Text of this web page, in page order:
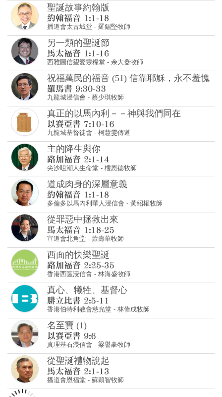
聖誕故事約翰版
播道會太古城堂- 羅錫堅牧師
另一類的聖誕節
西雅圖信望愛靈糧堂- 余大器牧師
祝福萬民的福音 (51) 信靠耶穌，永不羞愧
九龍城浸信會-蔡少琪牧師
真正的以馬內利－－神與我們同在
九龍城基督徒會-柯慧雯傳道
主的降生與你
尖沙咀潮人生命堂-樓恩德牧師
道成肉身的深層意義
多倫多以馬內利華人浸信會 - 黃紹權牧師
從罪惡中拯救出來
宣道會北角堂-蕭壽華牧師
西面的快樂聖誕
香港西區浸信會-林海盛牧師
真心、犧牲、基督心
香港伯特利教會慈光堂 - 林偉成牧師
名至寶 (1)
真理基石浸信會- 梁譽豪牧師
從聖誕禮物說起
播道會恩福堂-蘇穎智牧師